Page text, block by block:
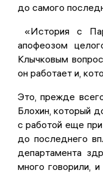
до самого
«История с
апофеозом
Клычковым
он работает и,
Это, прежде
Блохин, который
с работой еще
до последнего
департамента
много говорили,